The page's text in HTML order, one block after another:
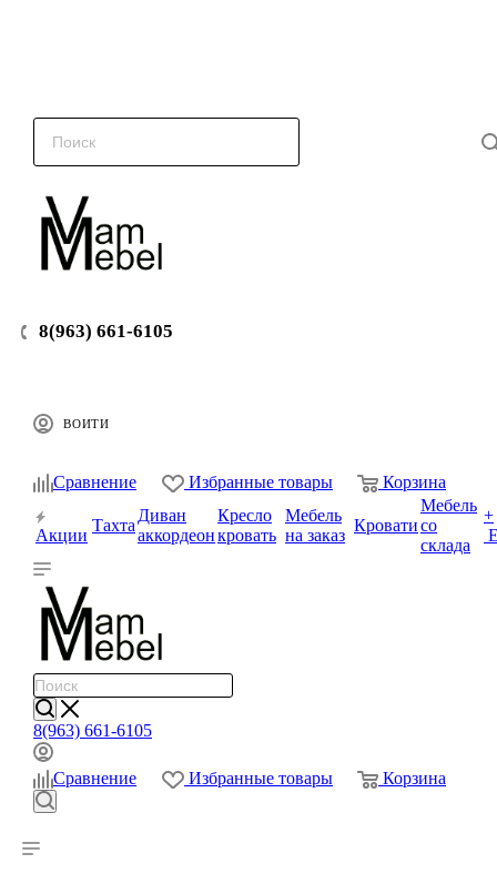
8(963) 661-6105
ВОЙТИ
Сравнение Избранные товары Корзина
Акции
Тахта
Диван
аккордеон
Кресло
кровать
Мебель
на заказ
Кровати
Мебель
со
склада
+
8(963) 661-6105
Сравнение Избранные товары Корзина